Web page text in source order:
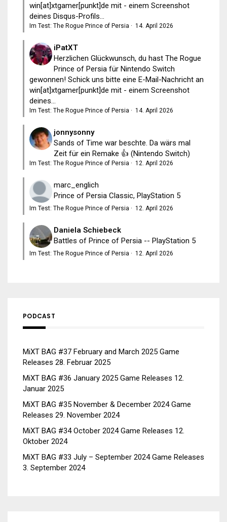
win[at]xtgamer[punkt]de mit - einem Screenshot
deines Disqus-Profils...
Im Test: The Rogue Prince of Persia · 14. April 2026
iPatXT
Herzlichen Glückwunsch, du hast The Rogue
Prince of Persia für Nintendo Switch
gewonnen! Schick uns bitte eine E-Mail-Nachricht an
win[at]xtgamer[punkt]de mit - einem Screenshot
deines...
Im Test: The Rogue Prince of Persia · 14. April 2026
jonnysonny
Sands of Time war beschte. Da wärs mal
Zeit für ein Remake 👍 (Nintendo Switch)
Im Test: The Rogue Prince of Persia · 12. April 2026
marc_englich
Prince of Persia Classic, PlayStation 5
Im Test: The Rogue Prince of Persia · 12. April 2026
Daniela Schiebeck
Battles of Prince of Persia -- PlayStation 5
Im Test: The Rogue Prince of Persia · 12. April 2026
PODCAST
MiXT BAG #37 February and March 2025 Game
Releases 28. Februar 2025
MiXT BAG #36 January 2025 Game Releases 12.
Januar 2025
MiXT BAG #35 November & December 2024 Game
Releases 29. November 2024
MiXT BAG #34 October 2024 Game Releases 12.
Oktober 2024
MiXT BAG #33 July – September 2024 Game Releases
3. September 2024